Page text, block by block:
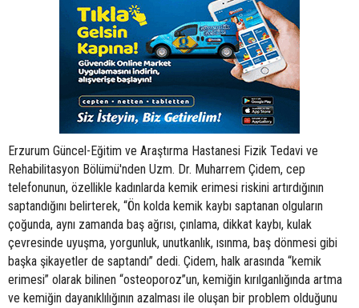
Erzurum Güncel-Eğitim ve Araştırma Hastanesi Fizik Tedavi ve
Rehabilitasyon Bölümü'nden Uzm. Dr. Muharrem Çidem, cep
telefonunun, özellikle kadınlarda kemik erimesi riskini artırdığının
saptandığını belirterek, “Ön kolda kemik kaybı saptanan olguların
çoğunda, aynı zamanda baş ağrısı, çınlama, dikkat kaybı, kulak
çevresinde uyuşma, yorgunluk, unutkanlık, ısınma, baş dönmesi gibi
başka şikayetler de saptandı” dedi. Çidem, halk arasında “kemik
erimesi” olarak bilinen “osteoporoz”un, kemiğin kırılganlığında artma
ve kemiğin dayanıklılığının azalması ile oluşan bir problem olduğunu